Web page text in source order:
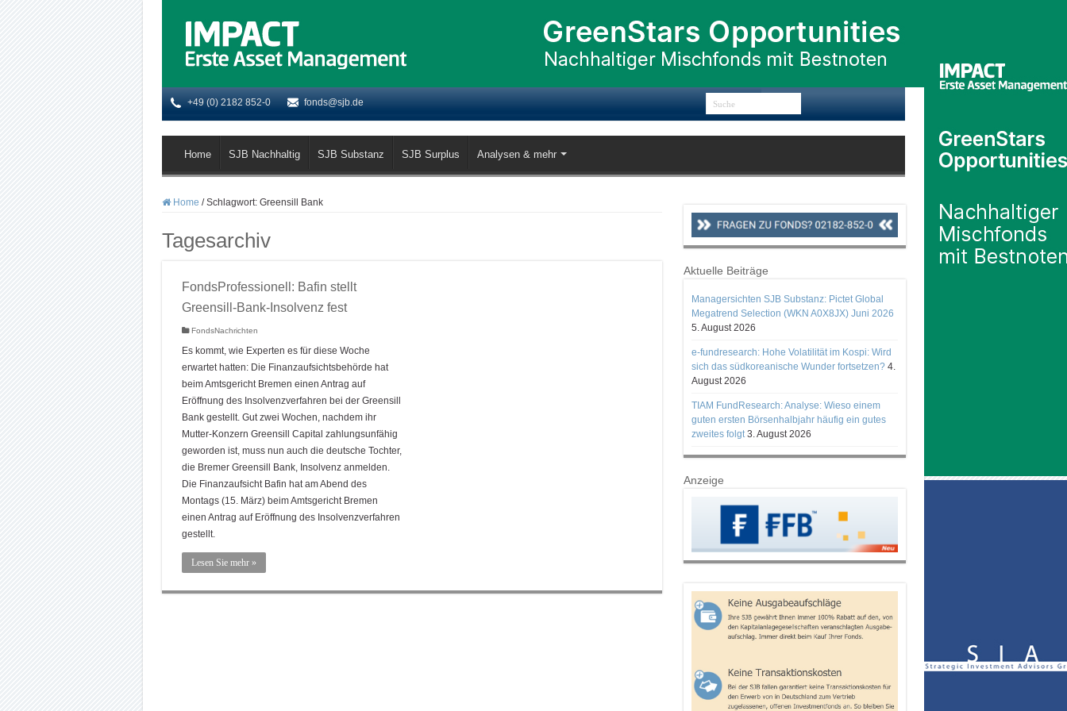
+49 (0) 2182 852-0 fonds@sjb.de
Home SJB Nachhaltig SJB Substanz SJB Surplus Analysen & mehr
Home / Schlagwort: Greensill Bank
Tagesarchiv
FondsProfessionell: Bafin stellt
Greensill-Bank-Insolvenz fest
FondsNachrichten
Es kommt, wie Experten es für diese Woche
erwartet hatten: Die Finanzaufsichtsbehörde hat
beim Amtsgericht Bremen einen Antrag auf
Eröffnung des Insolvenzverfahren bei der Greensill
Bank gestellt. Gut zwei Wochen, nachdem ihr
Mutter-Konzern Greensill Capital zahlungsunfähig
geworden ist, muss nun auch die deutsche Tochter,
die Bremer Greensill Bank, Insolvenz anmelden.
Die Finanzaufsicht Bafin hat am Abend des
Montags (15. März) beim Amtsgericht Bremen
einen Antrag auf Eröffnung des Insolvenzverfahren
gestellt.
Lesen Sie mehr »
Aktuelle Beiträge
Managersichten SJB Substanz: Pictet Global
Megatrend Selection (WKN A0X8JX) Juni 2026
5. August 2026
e-fundresearch: Hohe Volatilität im Kospi: Wird
sich das südkoreanische Wunder fortsetzen? 4.
August 2026
TIAM FundResearch: Analyse: Wieso einem
guten ersten Börsenhalbjahr häufig ein gutes
zweites folgt 3. August 2026
Anzeige